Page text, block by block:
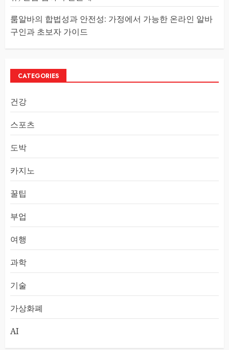
룸알바의 합법성과 안전성: 가정에서 가능한 온라인 알바
구인과 초보자 가이드
CATEGORIES
건강
스포츠
도박
카지노
꿀팁
부업
여행
과학
기술
가상화폐
AI